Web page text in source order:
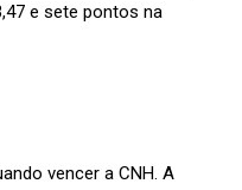
e sete pontos na
vencer a CNH. A